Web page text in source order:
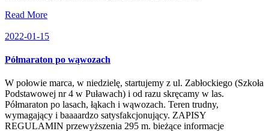
Read More
2022-01-15
Półmaraton po wąwozach
W połowie marca, w niedzielę, startujemy z ul. Zabłockiego (Szkoła
Podstawowej nr 4 w Puławach) i od razu skręcamy w las.
Półmaraton po lasach, łąkach i wąwozach. Teren trudny,
wymagający i baaaardzo satysfakcjonujący. ZAPISY
REGULAMIN przewyższenia 295 m. bieżące informacje